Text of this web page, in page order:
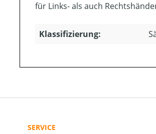
für Links- als auch
Klassifizierung:
SERVICE